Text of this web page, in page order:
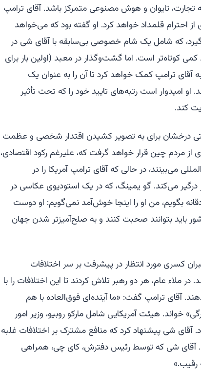
تجارت، تایوان و هوش مصنوعی متمرکز باشد. آقای ترامپ
از احترام قلمداد خواهد کرد. او گفته بود که می‌خواهد
که شامل یک شام خصوصی بی‌سابقه با آقای شی در
کوتاه‌تر است. اما گشت‌وگذار در معبد (اولین بار برای
آمریکا از سال 1975) به آقای ترامپ کمک خواهد کرد تا آن را به عنوان یک
امیدوار است رتبه‌های تایید خود را که تحت تأثیر
کند.
درخشان برای به تصویر کشیدن اقتدار شخصی و عظمت
از مردم چین قرار خواهد گرفت که، علیرغم رکود اقتصادی،
می‌بینند، در حالی که آقای ترامپ آمریکا را در
می‌کند. گو یمینگ، که در یک استودیوی عکاسی در
بگویم، من او را اینجا خوش‌آمد نمی‌گویم: او دوست
باید بتوانند صحبت کنند و به صلح‌آمیزتر شدن جهان
کسری مورد انتظار در پیشرفت بر سر اختلافات
عام، هر دو رهبر تلاش کردند تا این اختلافات را با
آقای ترامپ گفت: «ما آینده‌ای فوق‌العاده با هم
خواند. هیئت آمریکایی شامل مارکو روبیو، وزیر امور
آقای شی پیشنهاد کرد که منافع مشترک بر اختلافات غلبه
آقای شی که توسط رئیس دفترش، کای چی، همراهی
رقیب.»